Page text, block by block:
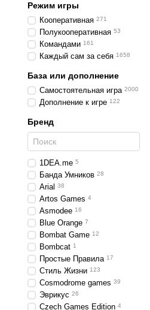
Режим игры
Кооперативная 271
Полукооперативная 53
Командами 161
Каждый сам за себя 1658
База или дополнение
Самостоятельная игра 2000
Дополнение к игре 122
Бренд
1DEA.me 5
Банда Умников 28
Arial 38
Artos Games 4
Asmodee 16
Blue Orange 7
Bombat Game 12
Bombcat 1
Простые Правила 17
Стиль Жизни 123
Cosmodrome games 39
Эврикус 26
Czech Games Edition 4